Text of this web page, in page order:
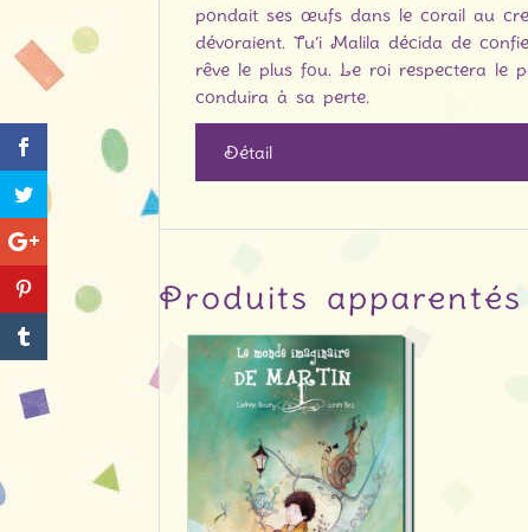
pondait ses œufs dans le corail au
dévoraient. Tu’i Malila décida de
rêve le plus fou. Le roi respectera le
conduira à sa perte.
Détail
Produits apparentés